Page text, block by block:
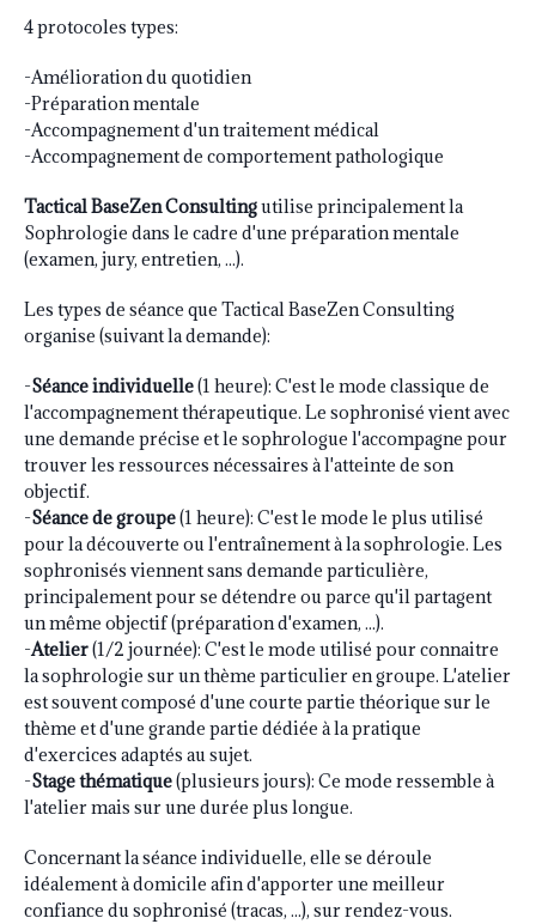
4 protocoles types:
-Amélioration du quotidien
-Préparation mentale
-Accompagnement d'un traitement médical
-Accompagnement de comportement pathologique
Tactical BaseZen Consultingutilise principalement la
Sophrologie dans le cadre d'une préparation mentale
(examen, jury, entretien, ...).
Les types de séance que Tactical BaseZen Consulting
organise (suivant la demande):
-Séance individuelle(1 heure): C'est le mode classique de
l'accompagnement thérapeutique. Le sophronisé vient avec
une demande précise et le sophrologue l'accompagne pour
trouver les ressources nécessaires à l'atteinte de son
objectif.
-Séance de groupe(1 heure): C'est le mode le plus utilisé
pour la découverte ou l'entraînement à la sophrologie. Les
sophronisés viennent sans demande particulière,
principalement pour se détendre ou parce qu'il partagent
un même objectif (préparation d'examen, ...).
-Atelier(1/2 journée): C'est le mode utilisé pour connaitre
la sophrologie sur un thème particulier en groupe. L'atelier
est souvent composé d'une courte partie théorique sur le
thème et d'une grande partie dédiée à la pratique
d'exercices adaptés au sujet.
-Stage thématique(plusieurs jours): Ce mode ressemble à
l'atelier mais sur une durée plus longue.
Concernant la séance individuelle, elle se déroule
idéalement à domicile afin d'apporter une meilleur
confiance du sophronisé (tracas, ...), sur rendez-vous.